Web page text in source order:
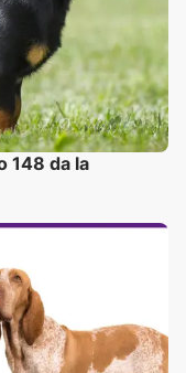
148 da la